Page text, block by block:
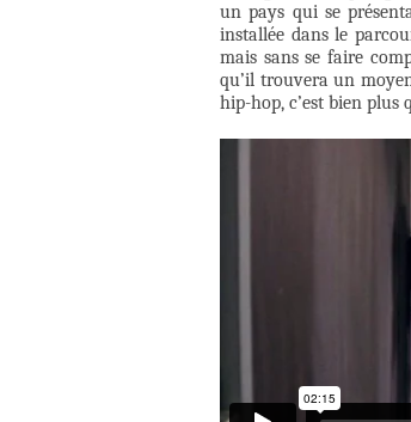
un pays qui se
installée dans le
mais sans se faire
qu’il trouvera un
hip-hop, c’est bien plus